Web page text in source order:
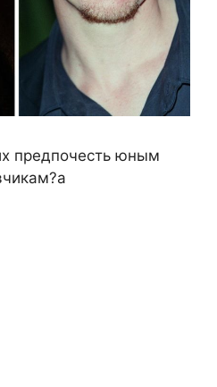
предпочесть юным